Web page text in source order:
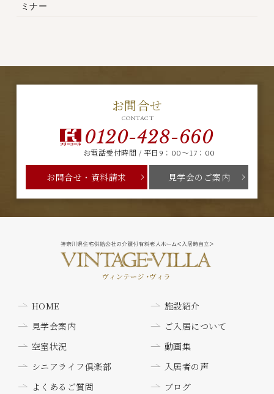
ミナー
お問合せ
CONTACT
0120-428-660
お電話受付時間 / 平日9：00～17：00
お問合せ・資料請求 見学会のご案内
HOME
施設紹介
見学会案内
ご入居について
空室状況
動画集
シニアライフ倶楽部
入居者の声
よくあるご質問
ブログ